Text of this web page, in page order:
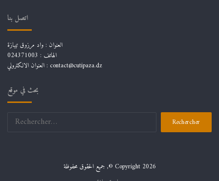
اتصل بنا
العنوان : واد مرزوق تيبازة
الهاتف : 024371003
العنوان الالكتروني : contact@cutipaza.dz
بحث في موقع
Rechercher :
جميع الحقوق محفوظة ,© Copyright 2026